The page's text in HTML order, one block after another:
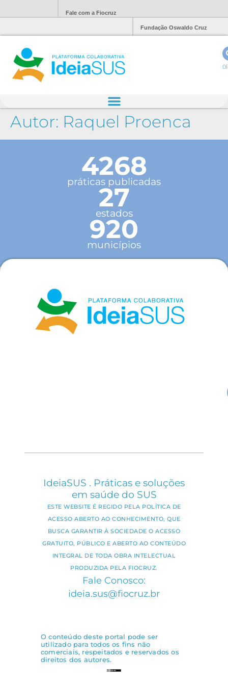
Fale com a Fiocruz
Fundação Oswaldo Cruz
Autor: Raquel Proenca
4268
práticas publicadas
27
estados
920
municípios
IdeiaSUS . Práticas e soluções
em saúde do SUS
ESTE WEBSITE É REGIDO PELA POLÍTICA DE
ACESSO ABERTO AO CONHECIMENTO, QUE
BUSCA GARANTIR À SOCIEDADE O ACESSO
GRATUITO, PÚBLICO E ABERTO AO CONTEÚDO
INTEGRAL DE TODA OBRA INTELECTUAL
PRODUZIDA PELA FIOCRUZ.
Fale Conosco:
ideia.sus@fiocruz.br
O conteúdo deste portal pode ser
utilizado para todos os fins não
comerciais, respeitados e reservados os
direitos dos autores.